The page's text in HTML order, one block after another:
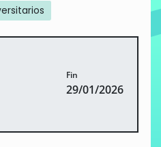
Fin
29/01/2026